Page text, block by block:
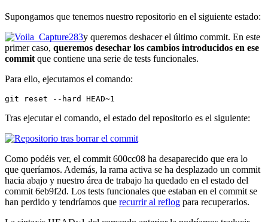
Supongamos que tenemos nuestro repositorio en el siguiente estado:
y queremos deshacer el último commit. En este
primer caso, queremos desechar los cambios introducidos en ese
commit que contiene una serie de tests funcionales.
Para ello, ejecutamos el comando:
git reset --hard HEAD~1
Tras ejecutar el comando, el estado del repositorio es el siguiente:
Como podéis ver, el commit 600cc08 ha desaparecido que era lo
que queríamos. Además, la rama activa se ha desplazado un commit
hacia abajo y nuestro área de trabajo ha quedado en el estado del
commit 6eb9f2d. Los tests funcionales que estaban en el commit se
han perdido y tendríamos que recurrir al reflog para recuperarlos.